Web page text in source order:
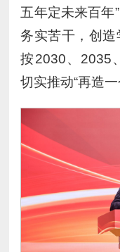
五年定未来百年
务实苦干，创
按2030、2035
切实推动“再造一